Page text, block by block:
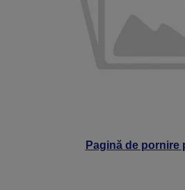
Pagină de pornire